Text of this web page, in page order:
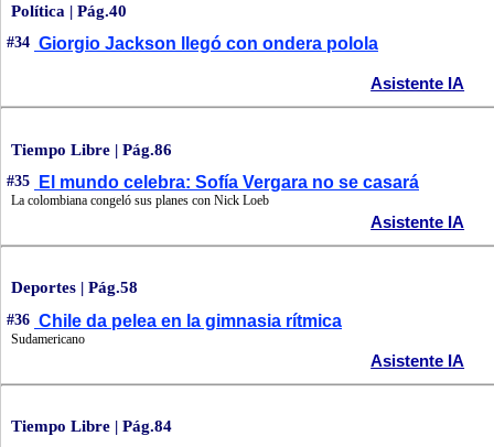
Política | Pág.40
#34 Giorgio Jackson llegó con ondera polola
Asistente IA
Tiempo Libre | Pág.86
#35 El mundo celebra: Sofía Vergara no se casará
La colombiana congeló sus planes con Nick Loeb
Asistente IA
Deportes | Pág.58
#36 Chile da pelea en la gimnasia rítmica
Sudamericano
Asistente IA
Tiempo Libre | Pág.84